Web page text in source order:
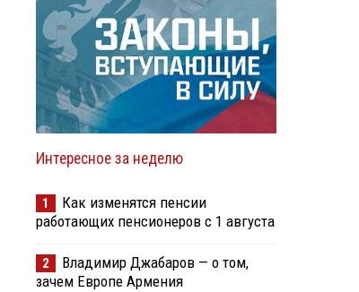
Интересное за неделю
1
Как изменятся пенсии
работающих пенсионеров с 1 августа
2
Владимир Джабаров — о том,
зачем Европе Армения